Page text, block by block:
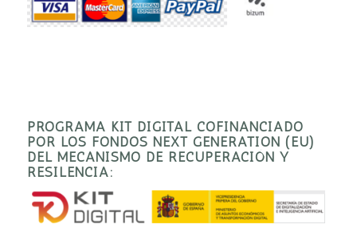
PROGRAMA KIT DIGITAL COFINANCIADO
POR LOS FONDOS NEXT GENERATION (EU)
DEL MECANISMO DE RECUPERACIÓN Y
RESILENCIA: